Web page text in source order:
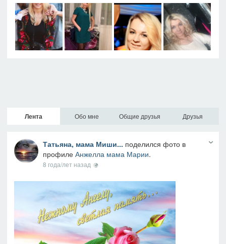
Лента Обо мне Общие друзья Друзья
Татьяна, мама Миши... поделился фото в
профиле Анжелла мама Марии.
8 года/лет назад